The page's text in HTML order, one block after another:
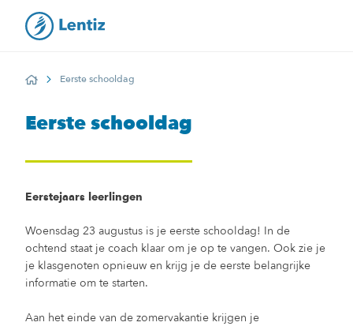
HomeEerste schooldag
Eerste schooldag
Eerstejaars leerlingen
Woensdag 23 augustus is je eerste schooldag! In de
ochtend staat je coach klaar om je op te vangen. Ook zie je
je klasgenoten opnieuw en krijg je de eerste belangrijke
informatie om te starten.
Aan het einde van de zomervakantie krijgen je